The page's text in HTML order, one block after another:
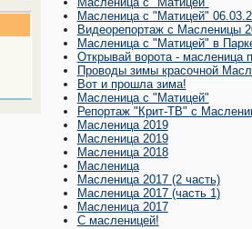
Масленица с "Матицей"
Видеорепортаж с Масленицы
Масленица с "Матицей" в
Открывай ворота - масленица
Проводы зимы красочной
Вот и прошла зима!
Масленица с "Матицей"
Репортаж "Крит-ТВ" с
Масленица 2019
Масленица 2019
Масленица 2018
Масленица
Масленица 2017 (2 часть)
Масленица 2017 (часть 1)
Масленица 2017
С масленицей!